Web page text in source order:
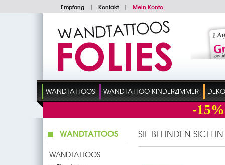
Empfang | Kontakt | Mein Konto
WANDTATTOOS WANDTATTOO KINDERZIMMER
-15%
WANDTATTOOS
WANDTATTOOS
SIE BEFINDEN SICH